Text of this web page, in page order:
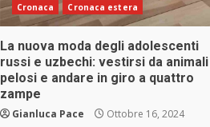
Cronaca Cronaca estera
La nuova moda degli adolescenti
russi e uzbechi: vestirsi da animali
pelosi e andare in giro a quattro
zampe
Gianluca Pace Ottobre 16, 2024